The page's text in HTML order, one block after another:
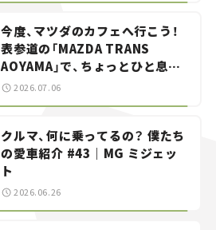
今度、マツダのカフェへ行こう！
表参道の「MAZDA TRANS
AOYAMA」で、ちょっとひと息。
——連載｜CCGとクルマでどうす
る？＜第13回＞
2026.07.06
クルマ、何に乗ってるの？ 僕たち
の愛車紹介 #43｜MG ミジェッ
ト
2026.06.26